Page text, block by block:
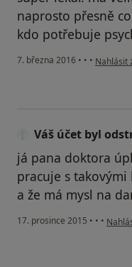
naprosto přesně
kdo potřebuje
7. března 2016 • • • podle
Nahlásit
Váš účet byl
já pana doktora
pracuje s
a že má mysl na
17. prosince 2015 • • • podle